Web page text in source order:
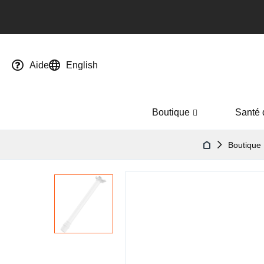
Aide English
Boutique Santé
Boutique
Passer
de